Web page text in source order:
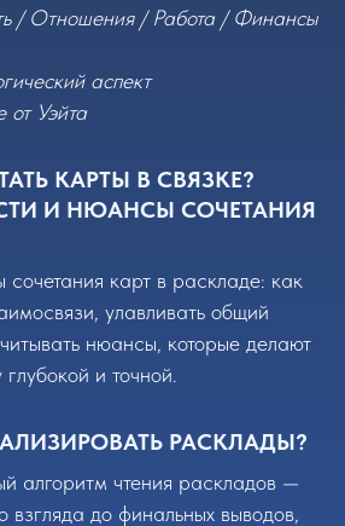
/ Отношения / Работа / Финансы
аспект
от Уэйта
КАРТЫ В СВЯЗКЕ?
И НЮАНСЫ СОЧЕТАНИЯ
сочетания карт в раскладе: как
улавливать общий
нюансы, которые делают
глубокой и точной.
РАСКЛАДЫ?
алгоритм чтения раскладов —
взгляда до финальных выводов,